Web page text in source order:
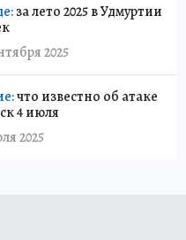
за лето 2025 в Удмуртии
2025
что известно об атаке
4 июля
2025